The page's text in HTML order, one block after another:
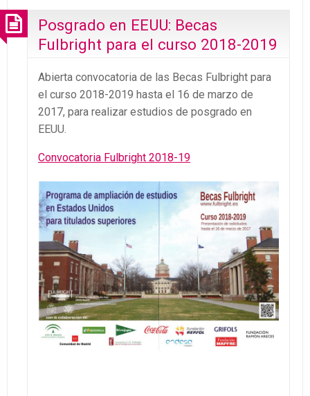
Posgrado en EEUU: Becas
Fulbright para el curso 2018-2019
Abierta convocatoria de las Becas Fulbright para
el curso 2018-2019 hasta el 16 de marzo de
2017, para realizar estudios de posgrado en
EEUU.
Convocatoria Fulbright 2018-19